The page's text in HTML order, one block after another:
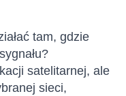
tam, gdzie
satelitarnej, ale
sieci,